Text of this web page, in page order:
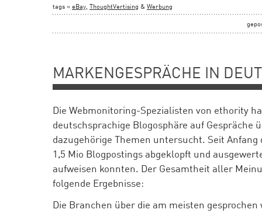
tags » eBay ThoughtVertising & Werbung
MARKENGESPRÄCHE IN
Die Webmonitoring-Spezialisten von ethority
deutschsprachige Blogosphäre auf Gespräche
dazugehörige Themen untersucht. Seit
1,5 Mio Blogpostings abgeklopft und
aufweisen konnten. Der Gesamtheit aller
folgende Ergebnisse:
Die Branchen über die am meisten gesprochen